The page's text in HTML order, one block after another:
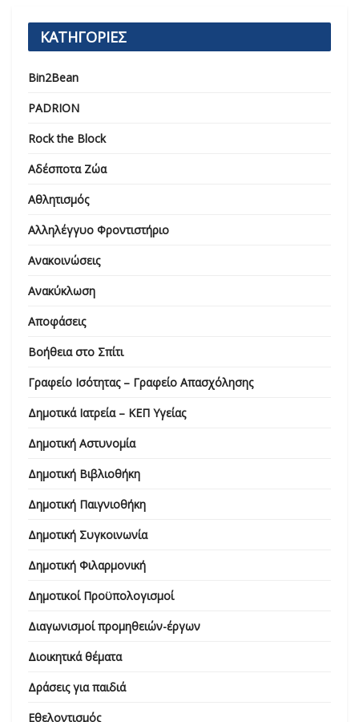
ΚΑΤΗΓΟΡΙΕΣ
Bin2Bean
PADRION
Rock the Block
Αδέσποτα Ζώα
Αθλητισμός
Αλληλέγγυο Φροντιστήριο
Ανακοινώσεις
Ανακύκλωση
Αποφάσεις
Βοήθεια στο Σπίτι
Γραφείο Ισότητας – Γραφείο Απασχόλησης
Δημοτικά Ιατρεία – ΚΕΠ Υγείας
Δημοτική Αστυνομία
Δημοτική Βιβλιοθήκη
Δημοτική Παιγνιοθήκη
Δημοτική Συγκοινωνία
Δημοτική Φιλαρμονική
Δημοτικοί Προϋπολογισμοί
Διαγωνισμοί προμηθειών-έργων
Διοικητικά θέματα
Δράσεις για παιδιά
Εθελοντισμός